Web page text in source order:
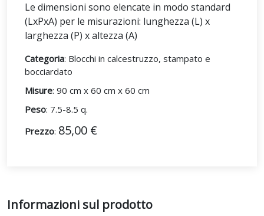
Le dimensioni sono elencate in modo standard
(LxPxA) per le misurazioni: lunghezza (L) x
larghezza (P) x altezza (A)
Categoria: Blocchi in calcestruzzo, stampato e
bocciardato
Misure: 90 cm x 60 cm x 60 cm
Peso: 7.5-8.5 q.
Prezzo: 85,00 €
Informazioni sul prodotto